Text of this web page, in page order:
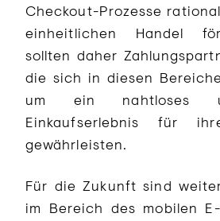
Checkout-Prozesse
einheitlichen Handel
sollten daher
die sich in diesen
um ein nahtloses
Einkaufserlebnis für
gewährleisten.
Für die Zukunft sind
im Bereich des mobilen